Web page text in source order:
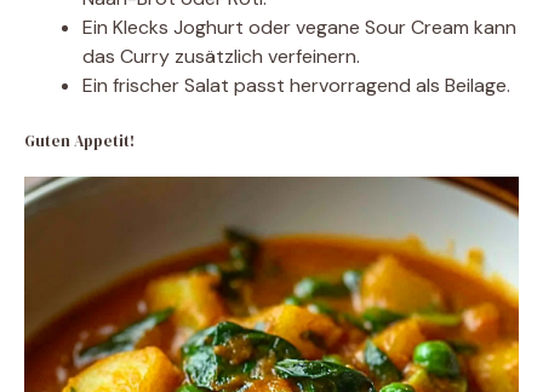
Ein Klecks Joghurt oder vegane Sour Cream kann
das Curry zusätzlich verfeinern.
Ein frischer Salat passt hervorragend als Beilage.
Guten Appetit!